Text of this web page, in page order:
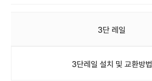
3단 레일
3단레일 설치 및 교환방법